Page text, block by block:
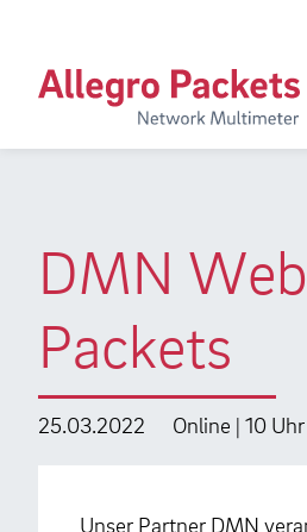
DMN
Packets
25.03.2022 Online | 10 Uhr
Unser Partner DMN
Allegro Network Multimeter
Analyse-Module
Resources &
Use Cases
Solution Briefs
Case Studies
Videos
Unternehmen
Kunden
Umweltschutz
Forschung und Lehre